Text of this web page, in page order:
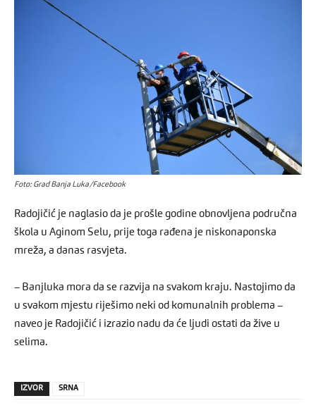
Foto: Grad Banja Luka/Facebook
Radojičić je naglasio da je prošle godine obnovljena područna
škola u Aginom Selu, prije toga rađena je niskonaponska
mreža, a danas rasvjeta.
– Banjluka mora da se razvija na svakom kraju. Nastojimo da
u svakom mjestu riješimo neki od komunalnih problema –
naveo je Radojičić i izrazio nadu da će ljudi ostati da žive u
selima.
IZVOR SRNA